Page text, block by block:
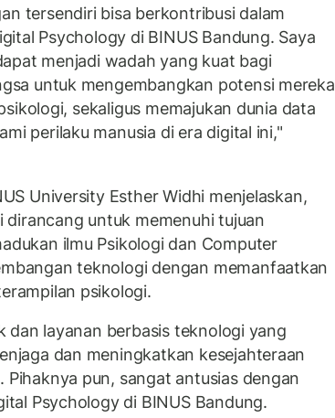
tersendiri bisa berkontribusi dalam
Psychology di BINUS Bandung. Saya
menjadi wadah yang kuat bagi
untuk mengembangkan potensi mereka
sekaligus memajukan dunia data
perilaku manusia di era digital ini,"
University Esther Widhi menjelaskan,
dirancang untuk memenuhi tujuan
ilmu Psikologi dan Computer
teknologi dengan memanfaatkan
psikologi.
dan layanan berbasis teknologi yang
dan meningkatkan kesejahteraan
Pihaknya pun, sangat antusias dengan
Psychology di BINUS Bandung.